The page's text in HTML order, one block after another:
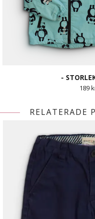
-
189
RELATERADE